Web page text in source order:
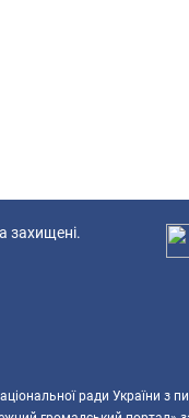
захищені.
ради України з